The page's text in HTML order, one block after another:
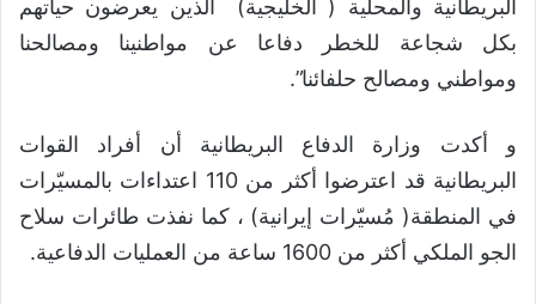
البريطانية والمحلية ( الخليجية) الذين يعرضون حياتهم
بكل شجاعة للخطر دفاعا عن مواطنينا ومصالحنا
ومواطني ومصالح حلفائنا”.
و أكدت وزارة الدفاع البريطانية أن أفراد القوات
البريطانية قد اعترضوا أكثر من 110 اعتداءات بالمسيّرات
في المنطقة( مُسيّرات إيرانية) ، كما نفذت طائرات سلاح
الجو الملكي أكثر من 1600 ساعة من العمليات الدفاعية.